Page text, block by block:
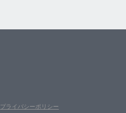
プライバシーポリシー